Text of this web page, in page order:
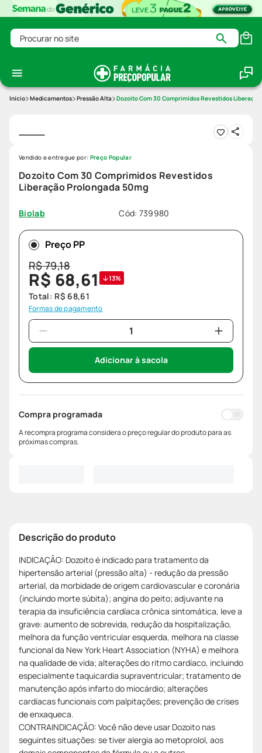
Procurar no site
Medicamentos Pressão Alta Dozoito Com 30 Comprimidos Revestidos
Dozoito Com 30 Comprimidos Revestidos
Liberação Prolongada 50mg
Biolab Cód: 739980
Vendido e entregue por: Preço Popular
Preço PP
R$79,18
R$ 68,61 13%
Total: R$ 68,61
Formas de pagamento
Adicionar à sacola
Compra programada
A recompra programa considera o preço regular do produto para as
próximas compras.
Descrição do produto
INDICAÇÃO: Dozoito é indicado para tratamento da
hipertensão arterial (pressão alta) - redução da pressão
arterial, da morbidade de origem cardiovascular e coronária
(incluindo morte súbita); angina do peito; adjuvante na
terapia da insuficiência cardíaca crônica sintomática, leve a
grave: aumento de sobrevida, redução da hospitalização,
melhora da função ventricular esquerda, melhora na classe
funcional da New York Heart Association (NYHA) e melhora
na qualidade de vida; alterações do ritmo cardíaco, incluindo
especialmente taquicardia supraventricular; tratamento de
manutenção após infarto do miocárdio; alterações
cardíacas funcionais com palpitações; prevenção de crises
de enxaqueca.
CONTRAINDICAÇÃO: Você não deve usar Dozoito nas
seguintes situações: se tiver alergia ao metoprolol, aos